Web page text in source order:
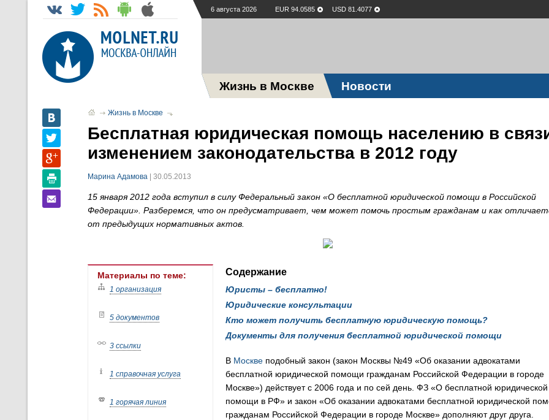
6 августа 2026 EUR 94.0585 USD 81.4077
Жизнь в Москве Новости
Жизнь в Москве
Бесплатная юридическая помощь населению в
изменением законодательства в 2012 году
Марина Адамова | 30.05.2013
15 января 2012 года вступил в силу Федеральный закон «О бесплатной юридической помощи в Российской
Федерации». Разберемся, что он предусматривает, чем может помочь простым гражданам и как
от предыдущих нормативных актов.
Материалы по теме:
1 организация
5 документов
3 ссылки
1 справочная услуга
1 горячая линия
Содержание
Юристы – бесплатно!
Юридические консультации
Кто может получить бесплатную юридическую помощь?
Документы для получения бесплатной юридической помощи
В Москве подобный закон (закон Москвы №49 «Об оказании адвокатами
бесплатной юридической помощи гражданам Российской Федерации в городе
Москве») действует с 2006 года и по сей день. ФЗ «О бесплатной юридической
помощи в РФ» и закон «Об оказании адвокатами бесплатной юридической
гражданам Российской Федерации в городе Москве» дополняют друг друга.